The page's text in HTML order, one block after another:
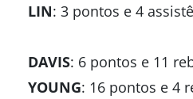
LIN: 3 pontos e 4
DAVIS: 6 pontos e 11
YOUNG: 16 pontos e 4